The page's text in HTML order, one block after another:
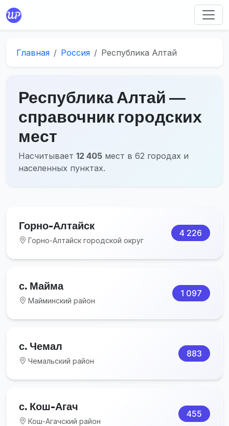
Главная Россия Республика Алтай
Республика Алтай ―
справочник городских
мест
Насчитывает 12 405 мест в 62 городах и
населенных пунктах.
Горно-Алтайск
Горно-Алтайск городской округ
4 226
с. Майма
Майминский район
1 097
с. Чемал
Чемальский район
883
с. Кош-Агач
Кош-Агачский район
455